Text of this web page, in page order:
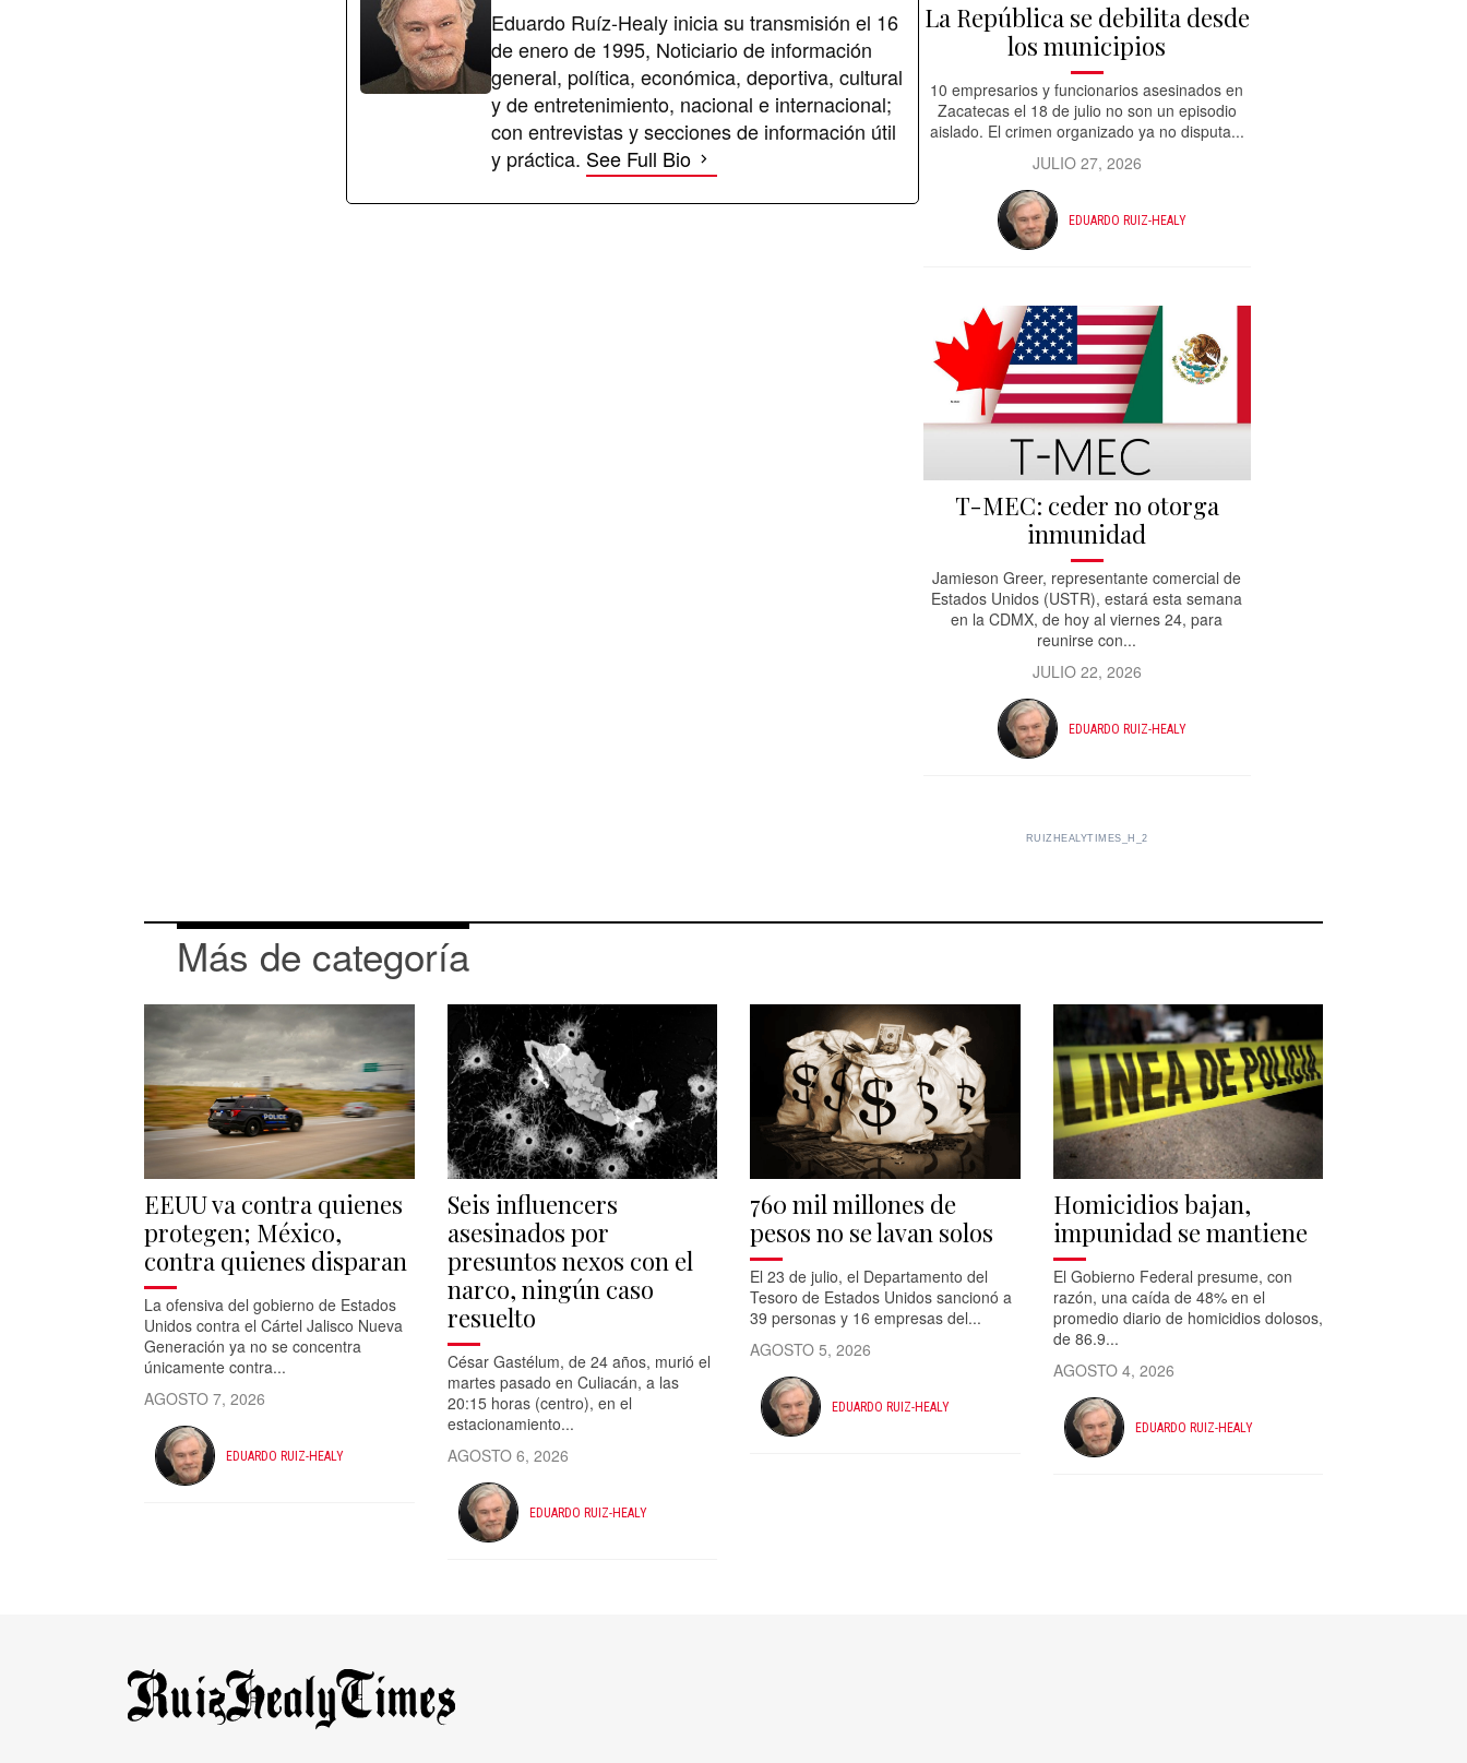
Eduardo Ruíz-Healy inicia su transmisión el 16
de enero de 1995, Noticiario de información
general, política, económica, deportiva, cultural
y de entretenimiento, nacional e internacional;
con entrevistas y secciones de información útil
y práctica. See Full Bio
La República se debilita desde
los municipios
10 empresarios y funcionarios asesinados en
Zacatecas el 18 de julio no son un episodio
aislado. El crimen organizado ya no disputa...
JULIO 27, 2026
EDUARDO RUIZ-HEALY
T-MEC: ceder no otorga
inmunidad
Jamieson Greer, representante comercial de
Estados Unidos (USTR), estará esta semana
en la CDMX, de hoy al viernes 24, para
reunirse con...
JULIO 22, 2026
EDUARDO RUIZ-HEALY
RUIZHEALYTIMES_H_2
Más de categoría
EEUU va contra quienes
protegen; México,
contra quienes disparan
La ofensiva del gobierno de Estados
Unidos contra el Cártel Jalisco Nueva
Generación ya no se concentra
únicamente contra...
AGOSTO 7, 2026
EDUARDO RUIZ-HEALY
Seis influencers
asesinados por
presuntos nexos con el
narco, ningún caso
resuelto
César Gastélum, de 24 años, murió el
martes pasado en Culiacán, a las
20:15 horas (centro), en el
estacionamiento...
AGOSTO 6, 2026
EDUARDO RUIZ-HEALY
760 mil millones de
pesos no se lavan solos
El 23 de julio, el Departamento del
Tesoro de Estados Unidos sancionó a
39 personas y 16 empresas del...
AGOSTO 5, 2026
EDUARDO RUIZ-HEALY
Homicidios bajan,
impunidad se mantiene
El Gobierno Federal presume, con
razón, una caída de 48% en el
promedio diario de homicidios dolosos,
de 86.9...
AGOSTO 4, 2026
EDUARDO RUIZ-HEALY